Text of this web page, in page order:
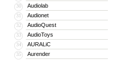
30 Audiolab
31 Audionet
32 AudioQuest
33 AudioToys
34 AURALiC
35 Aurender